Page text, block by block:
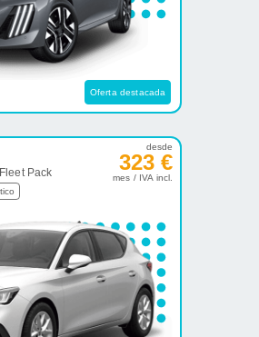
Oferta destacada
Pack
desde
323 €
mes / IVA incl.